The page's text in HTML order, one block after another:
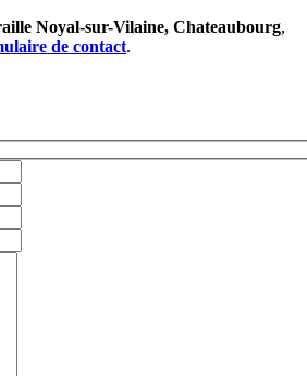
Noyal-sur-Vilaine, Chateaubourg,
de contact.